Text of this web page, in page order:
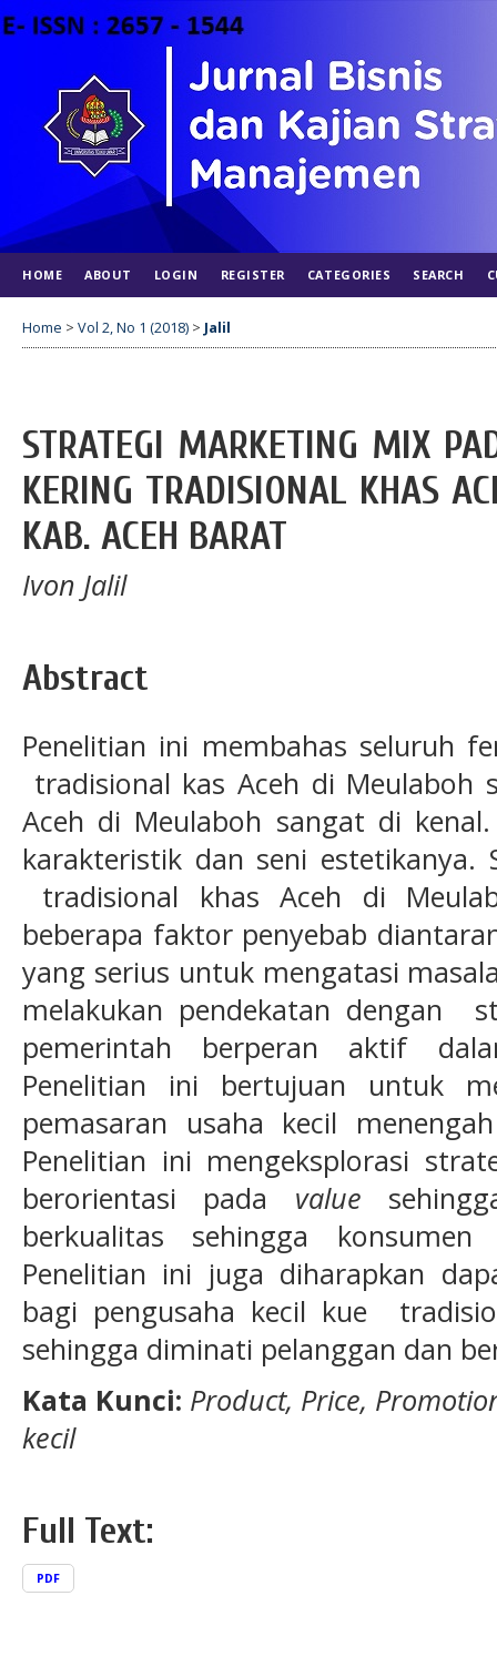
HOME ABOUT LOGIN REGISTER CATEGORIES SEARCH
Home > Vol 2, No 1 (2018) > Jalil
STRATEGI MARKETING MIX
KERING TRADISIONAL KHAS
KAB. ACEH BARAT
Ivon Jalil
Abstract
Penelitian ini membahas seluruh
tradisional kas Aceh di Meulaboh
Aceh di Meulaboh sangat di
karakteristik dan seni estetikanya.
tradisional khas Aceh di
beberapa faktor penyebab
yang serius untuk mengatasi
melakukan pendekatan dengan
pemerintah berperan aktif
Penelitian ini bertujuan untuk
pemasaran usaha kecil
Penelitian ini mengeksplorasi
berorientasi pada value
berkualitas sehingga
Penelitian ini juga diharapkan
bagi pengusaha kecil kue
sehingga diminati pelanggan dan
Kata Kunci: Product, Price,
kecil
Full Text:
PDF